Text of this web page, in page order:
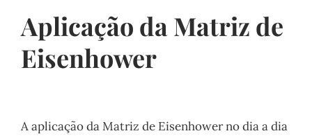
Aplicação da Matriz de
Eisenhower
A aplicação da Matriz de Eisenhower no dia a dia